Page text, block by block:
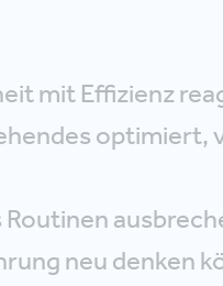
mit Effizienz
optimiert,
neu denken